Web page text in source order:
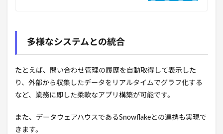
多様なシステムとの統合
たとえば、問い合わせ管理の履歴を自動取得して表示した
り、外部から収集したデータをリアルタイムでグラフ化する
など、業務に即した柔軟なアプリ構築が可能です。
また、データウェアハウスであるSnowflakeとの連携も実現で
きます。